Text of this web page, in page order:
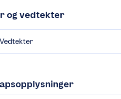
og vedtekter
Vedtekter